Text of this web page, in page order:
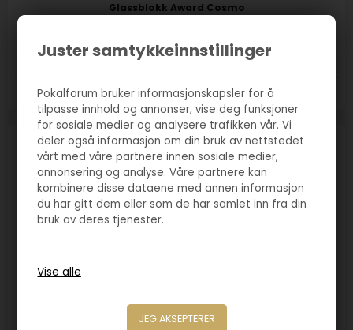
Juster samtykkeinnstillinger
Pokalforum bruker informasjonskapsler for å
tilpasse innhold og annonser, vise deg funksjoner
for sosiale medier og analysere trafikken vår. Vi
deler også informasjon om din bruk av nettstedet
vårt med våre partnere innen sosiale medier,
annonsering og analyse. Våre partnere kan
kombinere disse dataene med annen informasjon
du har gitt dem eller som de har samlet inn fra din
bruk av deres tjenester.
Glassblokk Award Cosmo
1.150,00 NOK
Størrelse:200mm